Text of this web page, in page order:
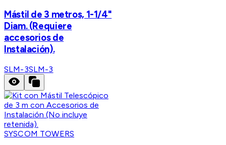
Mástil de 3 metros, 1-1/4"
Diam. (Requiere
accesorios de
Instalación).
SLM-3SLM-3
SYSCOM TOWERS